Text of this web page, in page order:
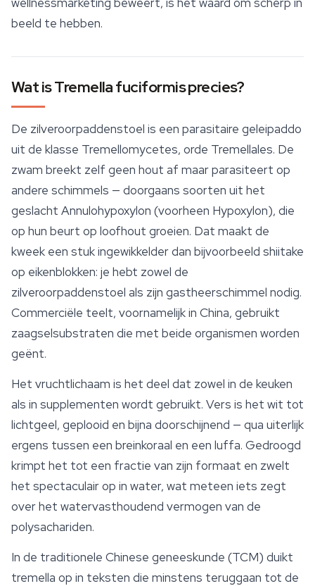
beeld te hebben.
Wat is Tremella fuciformis precies?
De zilveroorpaddenstoel is een parasitaire geleipaddo
uit de klasse Tremellomycetes, orde Tremellales. De
zwam breekt zelf geen hout af maar parasiteert op
andere schimmels — doorgaans soorten uit het
geslacht Annulohypoxylon (voorheen Hypoxylon), die
op hun beurt op loofhout groeien. Dat maakt de
kweek een stuk ingewikkelder dan bijvoorbeeld shiitake
op eikenblokken: je hebt zowel de
zilveroorpaddenstoel als zijn gastheerschimmel nodig.
Commerciële teelt, voornamelijk in China, gebruikt
zaagselsubstraten die met beide organismen worden
geënt.
Het vruchtlichaam is het deel dat zowel in de keuken
als in supplementen wordt gebruikt. Vers is het wit tot
lichtgeel, geplooid en bijna doorschijnend — qua uiterlijk
ergens tussen een breinkoraal en een luffa. Gedroogd
krimpt het tot een fractie van zijn formaat en zwelt
het spectaculair op in water, wat meteen iets zegt
over het watervasthoudend vermogen van de
polysachariden.
In de traditionele Chinese geneeskunde (TCM) duikt
tremella op in teksten die minstens teruggaan tot de